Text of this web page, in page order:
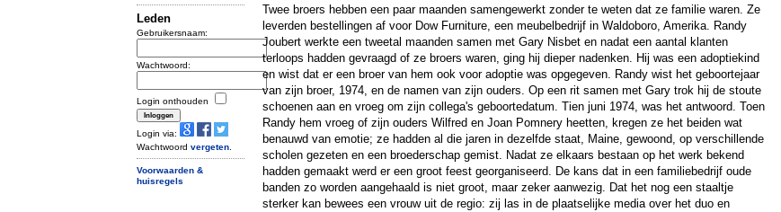
Leden
Gebruikersnaam:
Wachtwoord:
Login onthouden
Login via:
Wachtwoord vergeten
Voorwaarden &
huisregels
Twee broers hebben een paar maanden samengewerkt zonder te weten dat ze familie waren. Ze
leverden bestellingen af voor Dow Furniture, een meubelbedrijf in Waldoboro, Amerika. Randy
Joubert werkte een tweetal maanden samen met Gary Nisbet en nadat een aantal klanten
terloops hadden gevraagd of ze broers waren, ging hij dieper nadenken. Hij was een adoptiekind
en wist dat er een broer van hem ook voor adoptie was opgegeven. Randy wist het geboortejaar
van zijn broer, 1974, en de namen van zijn ouders. Op een rit samen met Gary trok hij de stoute
schoenen aan en vroeg om zijn collega's geboortedatum. Tien juni 1974, was het antwoord. Toen
Randy hem vroeg of zijn ouders Wilfred en Joan Pomnery heetten, kregen ze het beiden wat
benauwd van emotie; ze hadden al die jaren in dezelfde staat, Maine, gewoond, op verschillende
scholen gezeten en een broederschap gemist. Nadat ze elkaars bestaan op het werk bekend
hadden gemaakt werd er een groot feest georganiseerd. De kans dat in een familiebedrijf oude
banden zo worden aangehaald is niet groot, maar zeker aanwezig. Dat het nog een staaltje
sterker kan bewees een vrouw uit de regio: zij las in de plaatselijke media over het duo en